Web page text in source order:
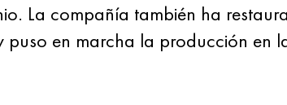
La compañía también ha
en marcha la producción en